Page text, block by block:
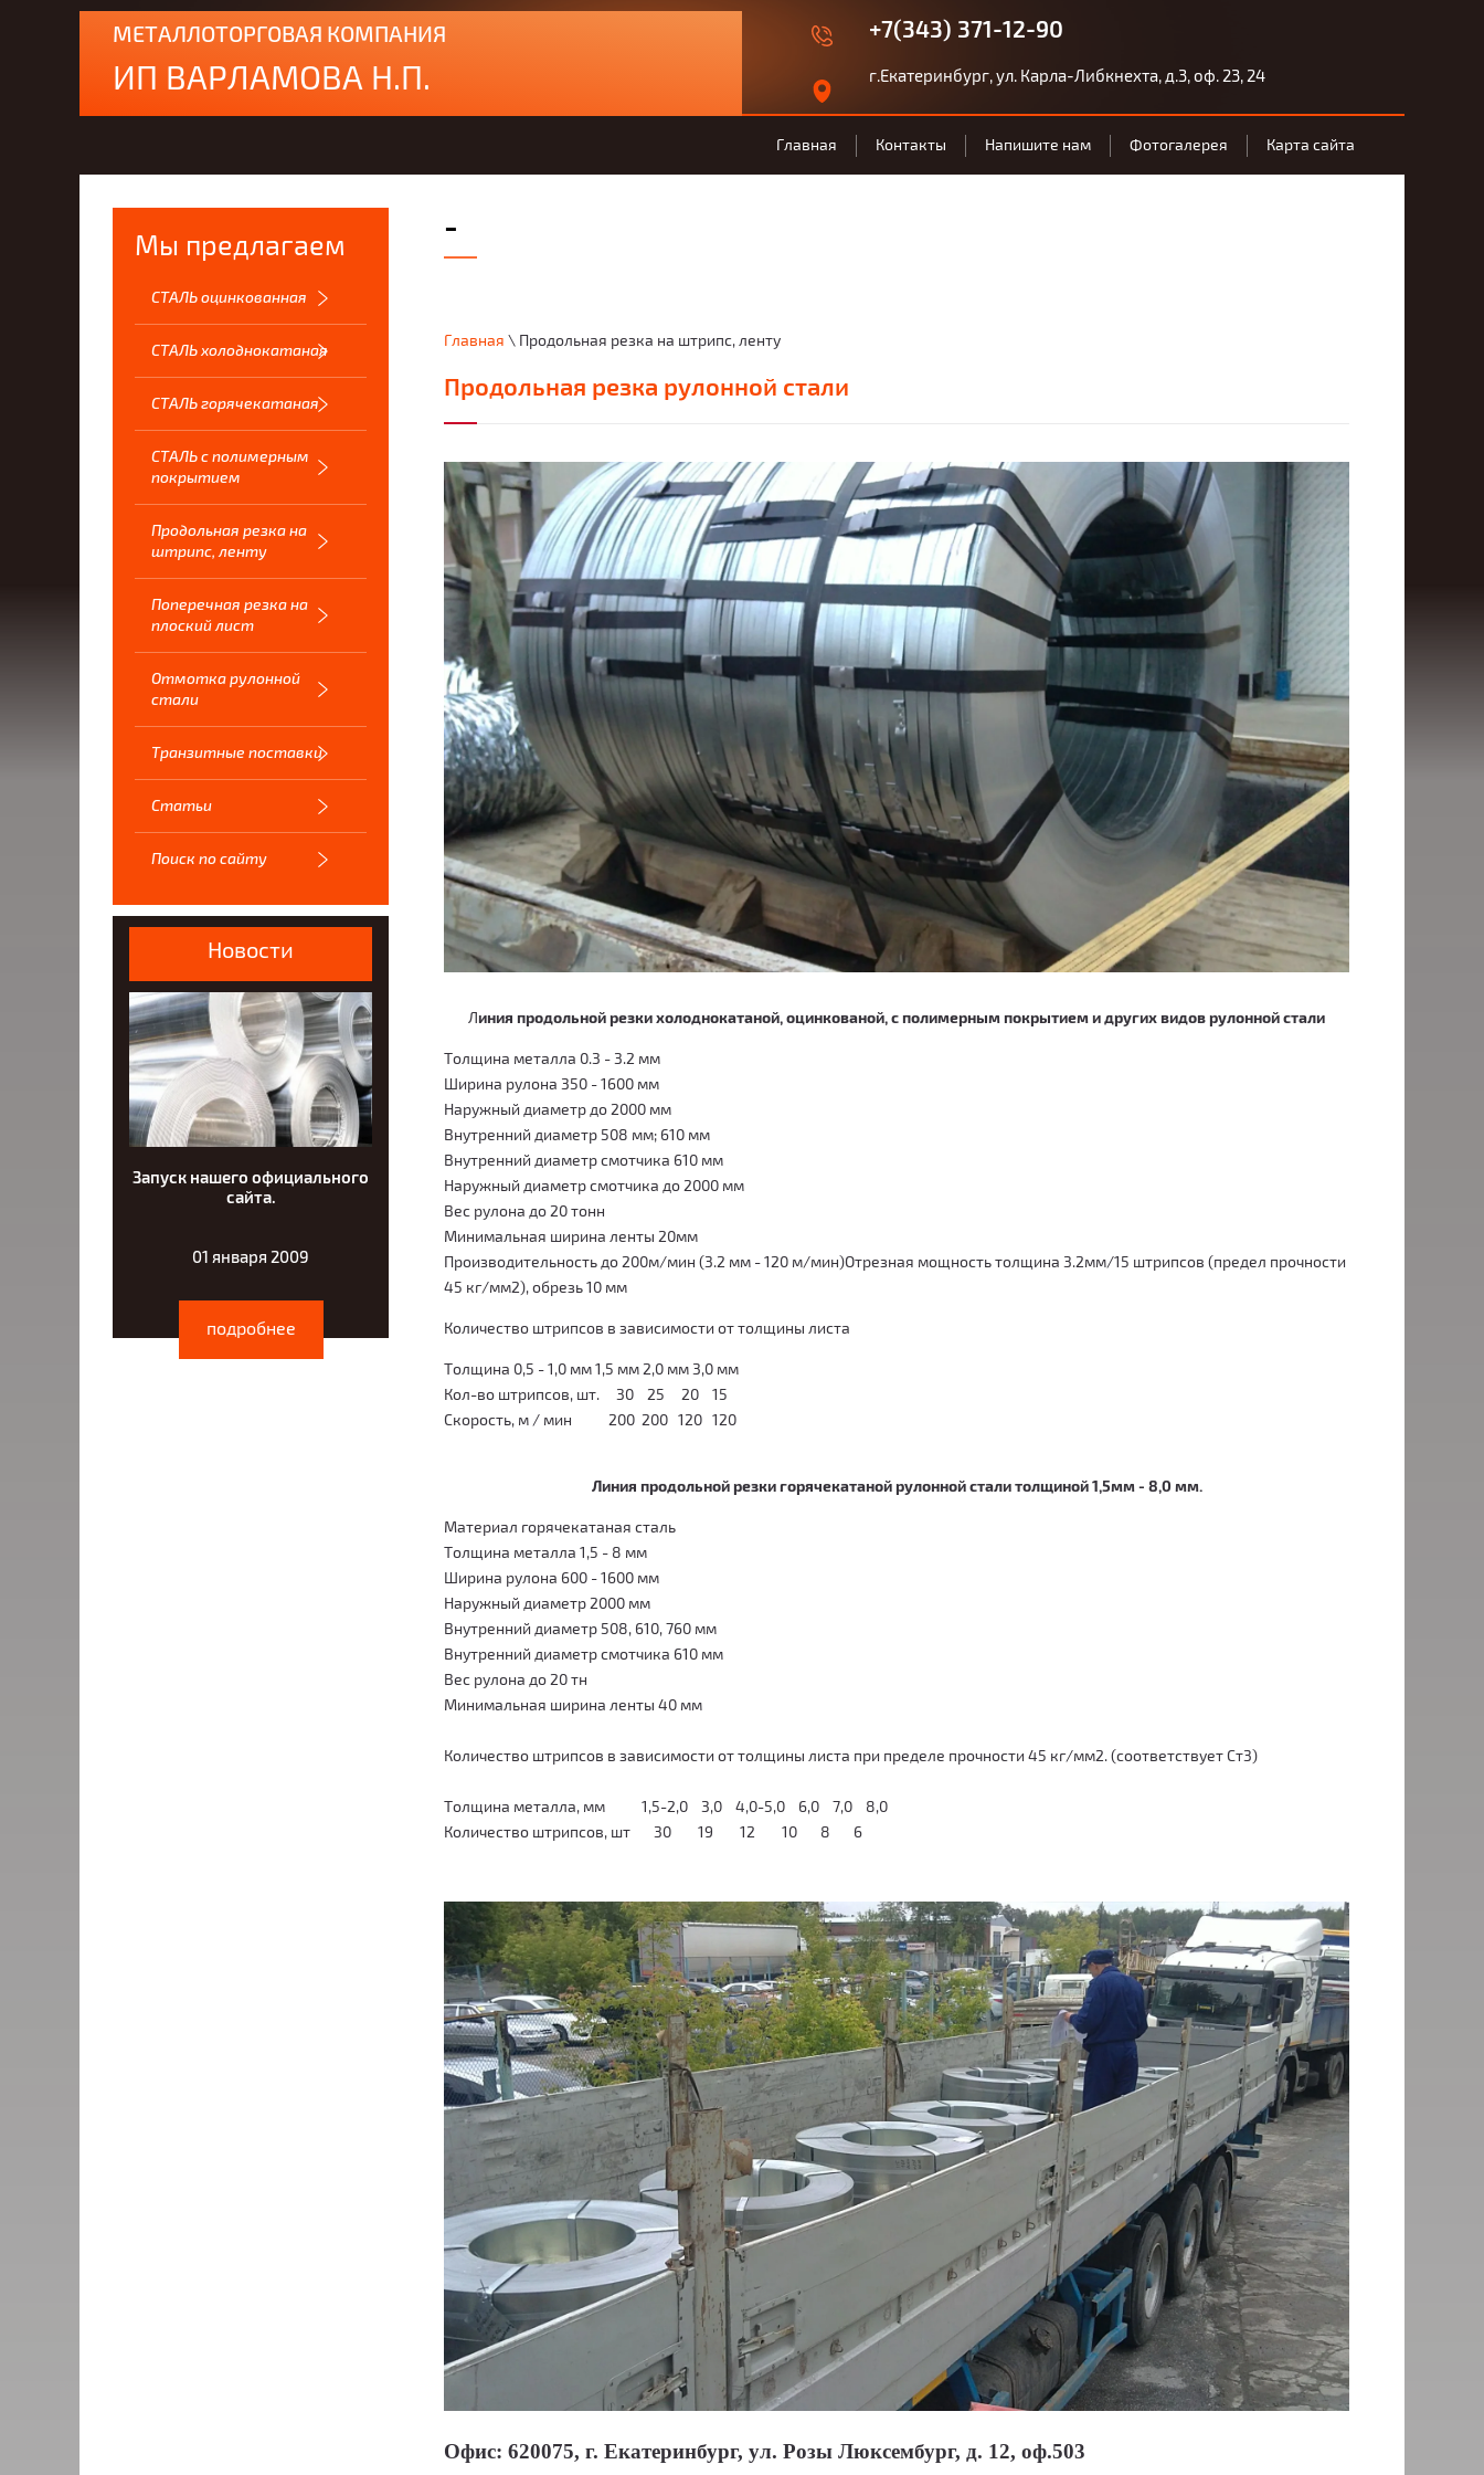
МЕТАЛЛОТОРГОВАЯ КОМПАНИЯ
ИП ВАРЛАМОВА Н.П.
+7(343) 371-12-90
г.Екатеринбург, ул. Карла-Либкнехта, д.3, оф. 23, 24
Главная Контакты Напишите нам Фотогалерея Карта сайта
Мы предлагаем
СТАЛЬ оцинкованная
СТАЛЬ холоднокатаная
СТАЛЬ горячекатаная
СТАЛЬ с полимерным
покрытием
Продольная резка на
штрипс, ленту
Поперечная резка на
плоский лист
Отмотка рулонной
стали
Транзитные поставки
Статьи
Поиск по сайту
Новости
Запуск нашего официального
сайта.
01 января 2009
подробнее
-
Главная \ Продольная резка на штрипс, ленту
Продольная резка рулонной стали
Линия продольной резки холоднокатаной, оцинкованой, с полимерным покрытием и других видов рулонной стали
Толщина металла 0.3 - 3.2 мм
Ширина рулона 350 - 1600 мм
Наружный диаметр до 2000 мм
Внутренний диаметр 508 мм; 610 мм
Внутренний диаметр смотчика 610 мм
Наружный диаметр смотчика до 2000 мм
Вес рулона до 20 тонн
Минимальная ширина ленты 20мм
Производительность до 200м/мин (3.2 мм - 120 м/мин)Отрезная мощность толщина 3.2мм/15 штрипсов (предел прочности
45 кг/мм2), обрезь 10 мм
Количество штрипсов в зависимости от толщины листа
Толщина 0,5 - 1,0 мм 1,5 мм 2,0 мм 3,0 мм
Кол-во штрипсов, шт. 30 25 20 15
Скорость, м / мин 200 200 120 120
Линия продольной резки горячекатаной рулонной стали толщиной 1,5мм - 8,0 мм.
Материал горячекатаная сталь
Толщина металла 1,5 - 8 мм
Ширина рулона 600 - 1600 мм
Наружный диаметр 2000 мм
Внутренний диаметр 508, 610, 760 мм
Внутренний диаметр смотчика 610 мм
Вес рулона до 20 тн
Минимальная ширина ленты 40 мм
Количество штрипсов в зависимости от толщины листа при пределе прочности 45 кг/мм2. (соответствует Ст3)
Толщина металла, мм 1,5-2,0 3,0 4,0-5,0 6,0 7,0 8,0
Количество штрипсов, шт 30 19 12 10 8 6
Офис: 620075, г. Екатеринбург, ул. Розы Люксембург, д. 12, оф.503